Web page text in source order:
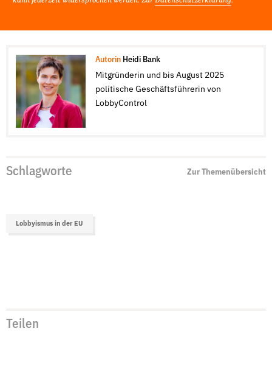
Autorin Heidi Bank
Mitgründerin und bis August 2025
politische Geschäftsführerin von
LobbyControl
Schlagworte Zur Themenübersicht
Lobbyismus in der EU
Teilen